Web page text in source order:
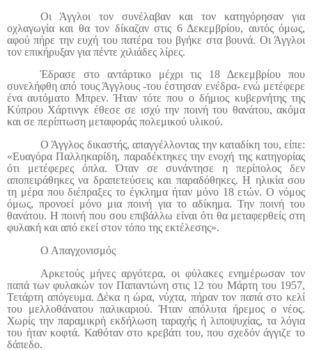
Οι Άγγλοι τον συνέλαβαν και τον κατηγόρησαν για
οχλαγωγία και θα τον δίκαζαν στις 6 Δεκεμβρίου, αυτός όμως,
αφού πήρε την ευχή του πατέρα του βγήκε στα βουνά. Οι Άγγλοι
τον επικήρυξαν για πέντε χιλιάδες λίρες.
Έδρασε στο αντάρτικο μέχρι τις 18 Δεκεμβρίου που
συνελήφθη από τους Άγγλους -του έστησαν ενέδρα- ενώ μετέφερε
ένα αυτόματο Μπρεν. Ήταν τότε που ο δήμιος κυβερνήτης της
Κύπρου Χάρτινγκ έθεσε σε ισχύ την ποινή του θανάτου, ακόμα
και σε περίπτωση μεταφοράς πολεμικού υλικού.
Ο Άγγλος δικαστής, απαγγέλλοντας την καταδίκη του, είπε:
«Ευαγόρα Παλληκαρίδη, παραδέκτηκες την ενοχή της κατηγορίας
ότι μετέφερες όπλα. Όταν σε συνάντησε η περίπολος δεν
αποπειράθηκες να δραπετεύσεις και παραδόθηκες. Η ηλικία σου
τη μέρα που διέπραξες το έγκλημα ήταν μόνο 18 ετών. Ο νόμος
όμως, προνοεί μόνο μια ποινή για το αδίκημα. Την ποινή του
θανάτου. Η ποινή που σου επιβάλλω είναι ότι θα μεταφερθείς στη
φυλακή και από εκεί στον τόπο της εκτέλεσης».
Ο Απαγχονισμός
Αρκετούς μήνες αργότερα, οι φύλακες ενημέρωσαν τον
παπά των φυλακών τον Παπαντώνη στις 12 του Μάρτη του 1957,
Τετάρτη απόγευμα. Δέκα η ώρα, νύχτα, πήραν τον παπά στο κελί
του μελλοθάνατου παλικαριού. Ήταν απόλυτα ήρεμος ο νέος.
Χωρίς την παραμικρή εκδήλωση ταραχής ή λιποψυχίας, τα λόγια
του ήταν κοφτά. Καθόταν στο κρεβάτι του, που σχεδόν άγγιζε το
δάπεδο.